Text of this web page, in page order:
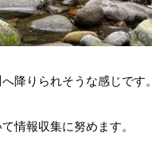
降りられそうな感じです。
情報収集に努めます。